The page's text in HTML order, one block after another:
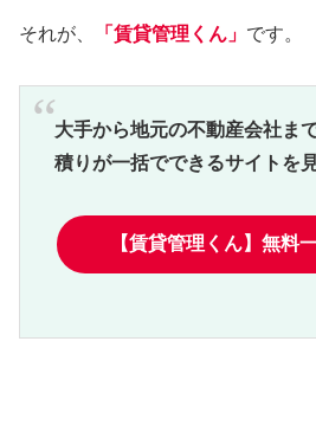
それが、 「賃貸管理くん」 です。
大手から地元の不動産会社ま
積りが一括でできるサイトを
【賃貸管理くん】無料